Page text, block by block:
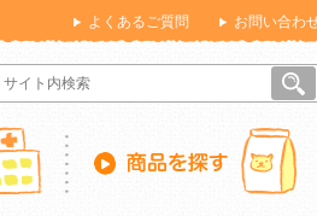
よくあるご質問 お問い合わ